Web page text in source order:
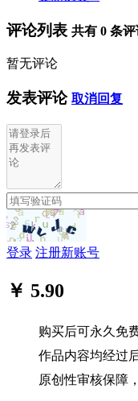
评论列表 共有 0 条评
暂无评论
发表评论 取消回复
登录 注册新账号
￥ 5.90
购买后可永久免
作品内容均经过
原创性审核保障